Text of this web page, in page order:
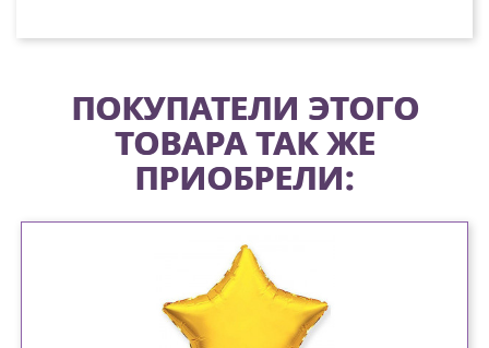
ПОКУПАТЕЛИ ЭТОГО
ТОВАРА ТАК ЖЕ
ПРИОБРЕЛИ: